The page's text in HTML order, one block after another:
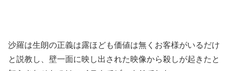
沙羅は生朗の正義は露ほども価値は無くお客様がいるだけ
と説教し、壁一面に映し出された映像から殺しが起きたと